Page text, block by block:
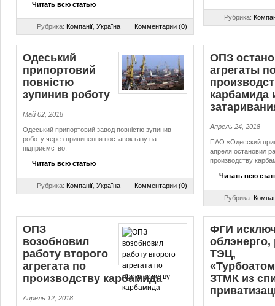
Читать всю статью
Рубрика: Компанії Україна Комментарии (0)
Рубрика:
Одеський
припортовий
повністю
зупинив роботу
Май 02, 2018
Одеський припортовий завод повністю зупинив
роботу через припинення поставок газу на
підприємство.
Читать всю статью
Рубрика: Компанії Україна Комментарии (0)
ОПЗ
агрегаты
карбамида
Апрель 24, 2018
ПАО «Одесский
апреля остановил
производству
Читать всю
Рубрика:
ОПЗ
возобновил
работу второго
агрегата по
производству карбамида
Апрель 12, 2018
ФГИ
облэнерго,
ТЭЦ,
ЗТМК из